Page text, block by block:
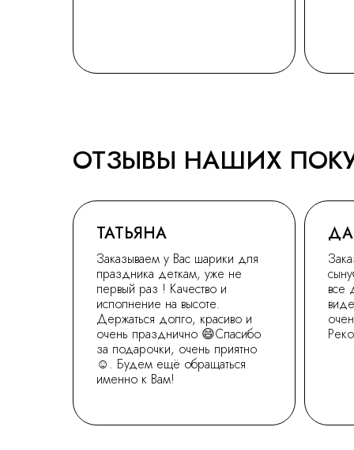
ОТЗЫВЫ НАШИХ
все
ТАТЬЯНА
Заказываем у Вас шарики для
праздника деткам, уже не
первый раз ! Качество и
исполнение на высоте.
Держаться долго, красиво и
очень празднично 😄Спасибо
за подарочки, очень приятно
☺. Будем ещё обращаться
именно к Вам!